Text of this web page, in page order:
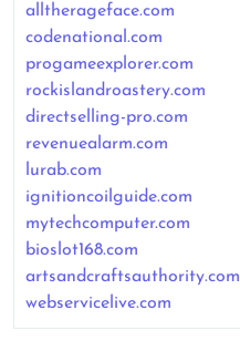
alltherageface.com
codenational.com
progameexplorer.com
rockislandroastery.com
directselling-pro.com
revenuealarm.com
lurab.com
ignitioncoilguide.com
mytechcomputer.com
bioslot168.com
artsandcraftsauthority.com
webservicelive.com